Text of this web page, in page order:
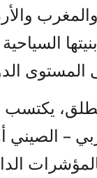
المستوى
يكتسب
– الصيني